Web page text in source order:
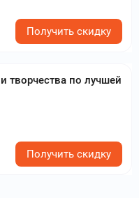
Получить скидку
творчества по лучшей
Получить скидку